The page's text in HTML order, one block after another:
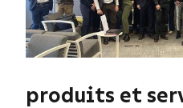
produits et